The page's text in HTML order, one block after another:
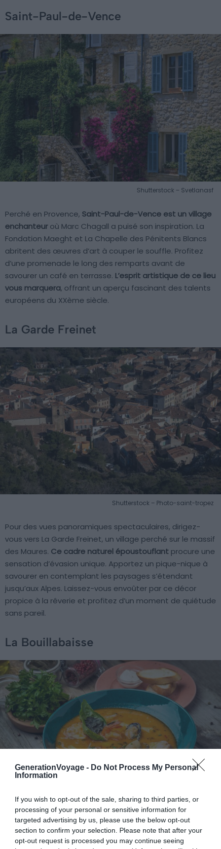
GenerationVoyage - Do Not Process My Personal
Information
If you wish to opt-out of the sale, sharing to third parties, or
processing of your personal or sensitive information for
targeted advertising by us, please use the below opt-out
section to confirm your selection. Please note that after your
opt-out request is processed you may continue seeing
Saint-Paul-de-Vence
Shutterstock – Svetlanasf
Perché en Provence, Saint-Paul-de-Vence est un village
enchanteur où Marc Chagall a puisé son inspiration. La
Fondation Maeght et La Chapelle des Pénitents Blancs
abritent des œuvres d’art à couper le souffle. Profitez
d’une promenade le long des remparts avant de
savourer un café en terrasse. L’esprit artistique de ce lieu
vous marquera, offrant un aperçu fascinant des talents
européens du XXème siècle.
La Garde Freinet
Shutterstock – Photo-saint-tropez
Pour des vues panoramiques spectaculaires, dirigez-
vous vers La Garde Freinet, un village perché sur le massif
des Maures. Ce cadre naturel époustouflant procure une
sensation d’évasion unique. Apportez un pique-nique à
savourer en contemplant les paysages s’étendant
jusqu’aux Alpes. Laissez-vous envoûter par ce décor
propice à la rêverie et profitez d’un moment de quiétude
sans pareil.
La Bouillabaisse
Shutterstock — Whiteyura
Situé sur la plage en route versSaint-Tropez, le